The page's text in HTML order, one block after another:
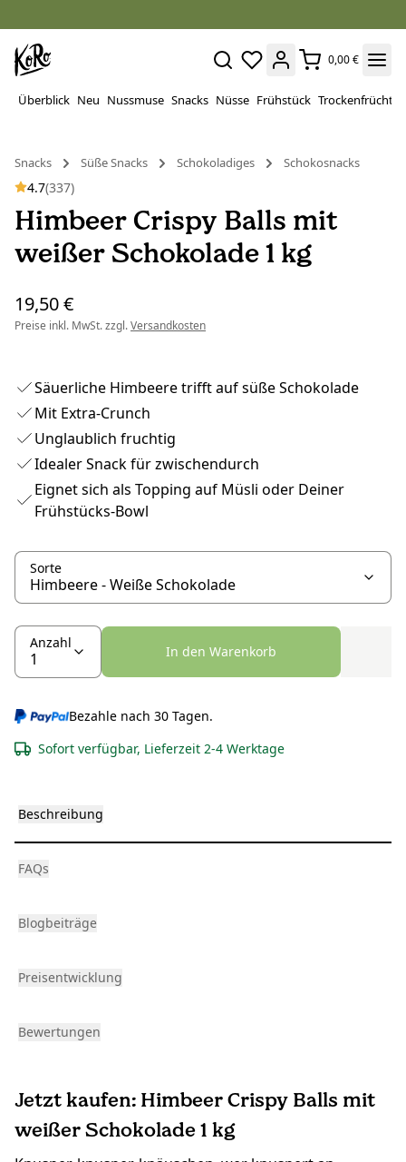
0,00 €
Überblick Neu Nussmuse Snacks Nüsse Frühstück Trockenfrüchte
Snacks
Süße Snacks Schokoladiges Schokosnacks
4.7(337)
Himbeer Crispy Balls mit
weißer Schokolade 1 kg
19,50 €
Preise inkl. MwSt. zzgl.Versandkosten
Säuerliche Himbeere trifft auf süße Schokolade
Mit Extra-Crunch
Unglaublich fruchtig
Idealer Snack für zwischendurch
Eignet sich als Topping auf Müsli oder Deiner
Frühstücks-Bowl
Sorte
Anzahl
In den Warenkorb
Bezahle nach 30 Tagen.
Sofort verfügbar, Lieferzeit 2-4 Werktage
Beschreibung
FAQs
Blogbeiträge
Preisentwicklung
Bewertungen
Jetzt kaufen: Himbeer Crispy Balls mit
weißer Schokolade 1 kg